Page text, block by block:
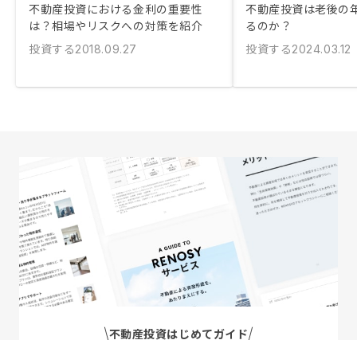
不動産投資における金利の重要性
は？相場やリスクへの対策を紹介
投資する2018.09.27
不動産投資は老後の
るのか？
投資する2024.03.12
不動産投資はじめてガイド